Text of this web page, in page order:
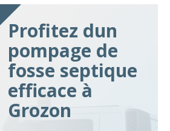
Profitez dun
pompage de
fosse septique
efficace à
Grozon